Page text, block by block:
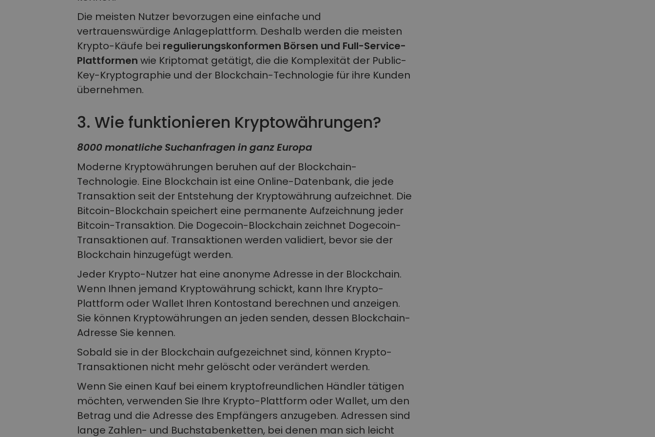
Die meisten Nutzer bevorzugen eine einfache und
vertrauenswürdige Anlageplattform. Deshalb werden die meisten
Krypto-Käufe bei regulierungskonformen Börsen und Full-Service-
Plattformen wie Kriptomat getätigt, die die Komplexität der Public-
Key-Kryptographie und der Blockchain-Technologie für ihre Kunden
übernehmen.
3. Wie funktionieren Kryptowährungen?
8000 monatliche Suchanfragen in ganz Europa
Moderne Kryptowährungen beruhen auf der Blockchain-
Technologie. Eine Blockchain ist eine Online-Datenbank, die jede
Transaktion seit der Entstehung der Kryptowährung aufzeichnet. Die
Bitcoin-Blockchain speichert eine permanente Aufzeichnung jeder
Bitcoin-Transaktion. Die Dogecoin-Blockchain zeichnet Dogecoin-
Transaktionen auf. Transaktionen werden validiert, bevor sie der
Blockchain hinzugefügt werden.
Jeder Krypto-Nutzer hat eine anonyme Adresse in der Blockchain.
Wenn Ihnen jemand Kryptowährung schickt, kann Ihre Krypto-
Plattform oder Wallet Ihren Kontostand berechnen und anzeigen.
Sie können Kryptowährungen an jeden senden, dessen Blockchain-
Adresse Sie kennen.
Sobald sie in der Blockchain aufgezeichnet sind, können Krypto-
Transaktionen nicht mehr gelöscht oder verändert werden.
Wenn Sie einen Kauf bei einem kryptofreundlichen Händler tätigen
möchten, verwenden Sie Ihre Krypto-Plattform oder Wallet, um den
Betrag und die Adresse des Empfängers anzugeben. Adressen sind
lange Zahlen- und Buchstabenketten, bei denen man sich leicht